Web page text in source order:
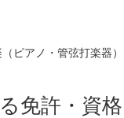
ピアノ・管弦打楽器
免許・資格